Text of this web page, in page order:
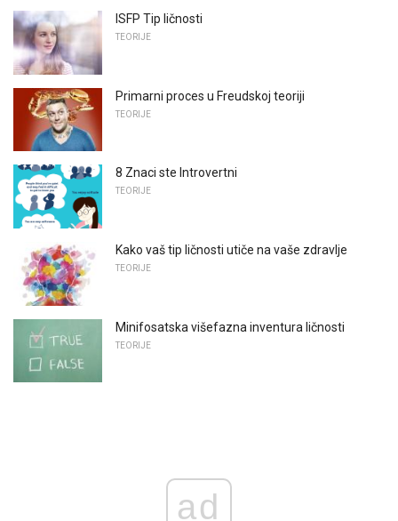
ISFP Tip ličnosti
TEORIJE
Primarni proces u Freudskoj teoriji
TEORIJE
8 Znaci ste Introvertni
TEORIJE
Kako vaš tip ličnosti utiče na vaše zdravlje
TEORIJE
Minifosatska višefazna inventura ličnosti
TEORIJE
ad